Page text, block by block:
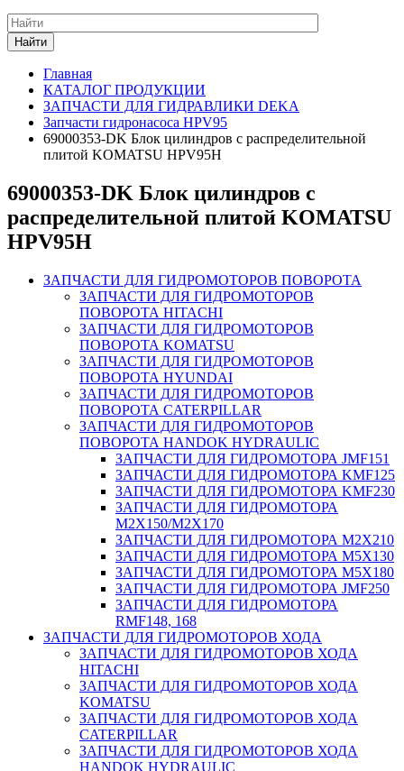
Найти
Главная
КАТАЛОГ ПРОДУКЦИИ
ЗАПЧАСТИ ДЛЯ ГИДРАВЛИКИ DEKA
Запчасти гидронасоса HPV95
69000353-DK Блок цилиндров с распределительной
плитой KOMATSU HPV95H
69000353-DK Блок цилиндров с
распределительной плитой KOMATSU
HPV95H
ЗАПЧАСТИ ДЛЯ ГИДРОМОТОРОВ ПОВОРОТА
ЗАПЧАСТИ ДЛЯ ГИДРОМОТОРОВ
ПОВОРОТА HITACHI
ЗАПЧАСТИ ДЛЯ ГИДРОМОТОРОВ
ПОВОРОТА KOMATSU
ЗАПЧАСТИ ДЛЯ ГИДРОМОТОРОВ
ПОВОРОТА HYUNDAI
ЗАПЧАСТИ ДЛЯ ГИДРОМОТОРОВ
ПОВОРОТА CATERPILLAR
ЗАПЧАСТИ ДЛЯ ГИДРОМОТОРОВ
ПОВОРОТА HANDOK HYDRAULIC
ЗАПЧАСТИ ДЛЯ ГИДРОМОТОРА JMF151
ЗАПЧАСТИ ДЛЯ ГИДРОМОТОРА KMF125
ЗАПЧАСТИ ДЛЯ ГИДРОМОТОРА KMF230
ЗАПЧАСТИ ДЛЯ ГИДРОМОТОРА
M2X150/M2X170
ЗАПЧАСТИ ДЛЯ ГИДРОМОТОРА M2X210
ЗАПЧАСТИ ДЛЯ ГИДРОМОТОРА M5X130
ЗАПЧАСТИ ДЛЯ ГИДРОМОТОРА M5X180
ЗАПЧАСТИ ДЛЯ ГИДРОМОТОРА JMF250
ЗАПЧАСТИ ДЛЯ ГИДРОМОТОРА
RMF148, 168
ЗАПЧАСТИ ДЛЯ ГИДРОМОТОРОВ ХОДА
ЗАПЧАСТИ ДЛЯ ГИДРОМОТОРОВ ХОДА
HITACHI
ЗАПЧАСТИ ДЛЯ ГИДРОМОТОРОВ ХОДА
KOMATSU
ЗАПЧАСТИ ДЛЯ ГИДРОМОТОРОВ ХОДА
CATERPILLAR
ЗАПЧАСТИ ДЛЯ ГИДРОМОТОРОВ ХОДА
HANDOK HYDRAULIC